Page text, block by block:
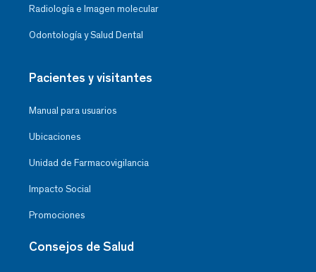
Radiología e Imagen molecular
Odontología y Salud Dental
Pacientes y visitantes
Manual para usuarios
Ubicaciones
Unidad de Farmacovigilancia
Impacto Social
Promociones
Consejos de Salud